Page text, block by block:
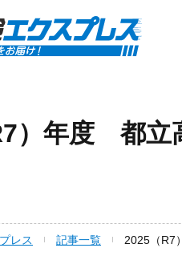
）年度 都立
レス 記事一覧 2025（R7